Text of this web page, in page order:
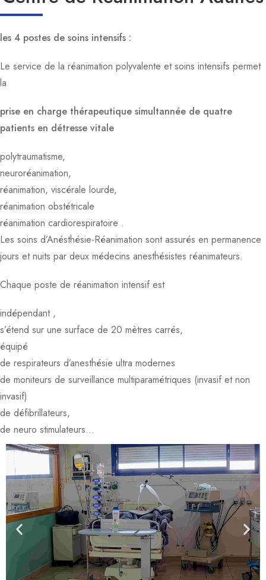
les 4 postes de soins intensifs :
Le service de la réanimation polyvalente et soins intensifs permet
la
prise en charge thérapeutique simultannée de quatre
patients en détresse vitale
polytraumatisme,
neuroréanimation,
réanimation, viscérale lourde,
réanimation obstétricale
réanimation cardiorespiratoire .
Les soins d’Anésthésie-Réanimation sont assurés en permanence
jours et nuits par deux médecins anesthésistes réanimateurs.
Chaque poste de réanimation intensif est
indépendant ,
s’étend sur une surface de 20 mètres carrés,
équipé
de respirateurs d’anesthésie ultra modernes
de moniteurs de surveillance multiparamétriques (invasif et non
invasif)
de défibrillateurs,
de neuro stimulateurs…